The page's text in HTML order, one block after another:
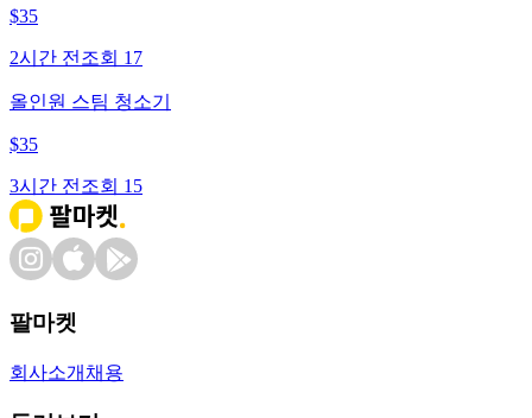
$35
2시간 전 조회 17
올인원 스팀 청소기
$35
3시간 전 조회 15
팔마켓
회사소개 채용